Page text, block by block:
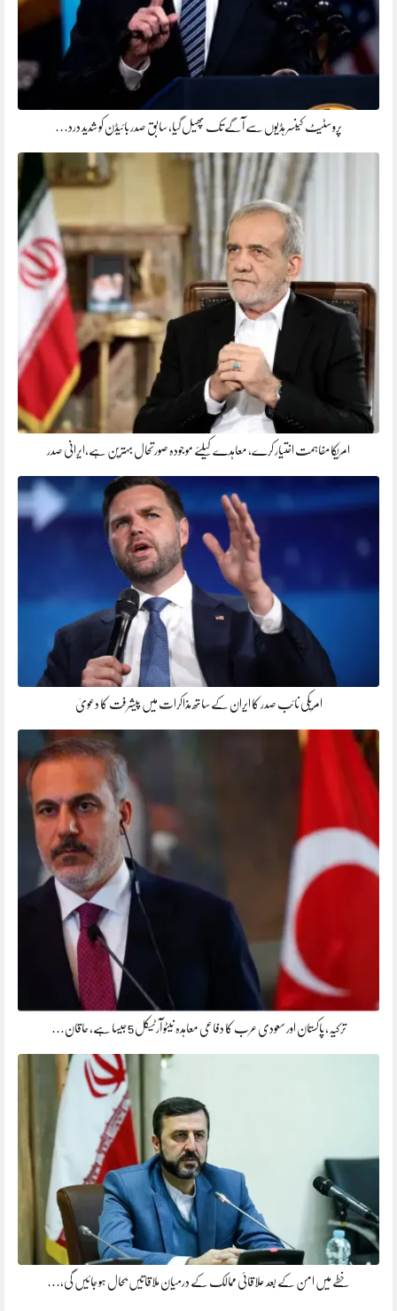
پروسٹیٹ کینسر ہڈیوں سے آگے تک پھیل گیا، سابق صدر بائیڈن کو شدید درد…
امریکا مفاہمت اختیار کرے، معاہدے کیلئے موجودہ صورتحال بہترین ہے،ایرانی صدر
امریکی نائب صدر کا ایران کے ساتھ مذاکرات میں پیشرفت کا دعویٰ
ترکیہ، پاکستان اور سعودی عرب کا دفاعی معاہدہ نیٹو آرٹیکل 5 جیسا ہے، حاقان…
خطے میں امن کے بعد علاقائی ممالک کے درمیان ملاقاتیں بحال ہو جائیں گی،…